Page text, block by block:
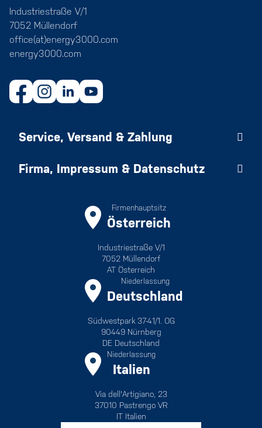
Industriestraße V/1
7052 Müllendorf
office(at)energy3000.com
energy3000.com
Service, Versand & Zahlung
Firma, Impressum & Datenschutz
Firmenhauptsitz
Österreich
Industriestraße V/1
7052 Müllendorf
AT Österreich
Niederlassung
Deutschland
Südwestpark 37-41/1. OG
90449 Nürnberg
DE Deutschland
Niederlassung
Italien
Via dell'Artigiano, 23
37010 Pastrengo VR
IT Italien